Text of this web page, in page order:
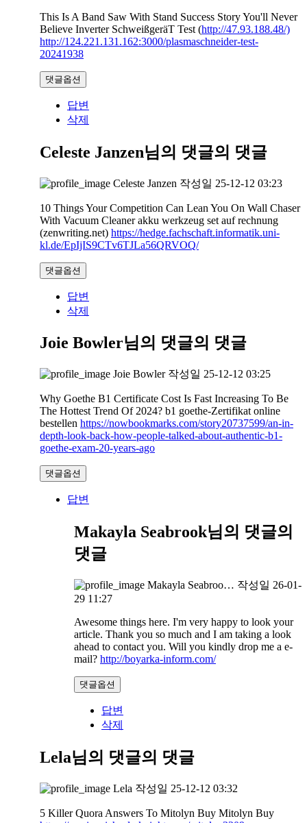
This Is A Band Saw With Stand Success Story You'll Never
Believe Inverter SchweißgeräT Test (http://47.93.188.48/)
http://124.221.131.162:3000/plasmaschneider-test-
20241938
댓글옵션
답변
삭제
Celeste Janzen님의 댓글의 댓글
Celeste Janzen 작성일 25-12-12 03:23
10 Things Your Competition Can Lean You On Wall Chaser
With Vacuum Cleaner akku werkzeug set auf rechnung
(zenwriting.net) https://hedge.fachschaft.informatik.uni-
kl.de/EpIjIS9CTv6TJLa56QRVOQ/
댓글옵션
답변
삭제
Joie Bowler님의 댓글의 댓글
Joie Bowler 작성일 25-12-12 03:25
Why Goethe B1 Certificate Cost Is Fast Increasing To Be
The Hottest Trend Of 2024? b1 goethe-Zertifikat online
bestellen https://nowbookmarks.com/story20737599/an-in-
depth-look-back-how-people-talked-about-authentic-b1-
goethe-exam-20-years-ago
댓글옵션
답변
Makayla Seabrook님의 댓글의
댓글
Makayla Seabroo… 작성일 26-01-
29 11:27
Awesome things here. I'm very happy to look your
article. Thank you so much and I am taking a look
ahead to contact you. Will you kindly drop me a e-
mail? http://boyarka-inform.com/
댓글옵션
답변
삭제
Lela님의 댓글의 댓글
Lela 작성일 25-12-12 03:32
5 Killer Quora Answers To Mitolyn Buy Mitolyn Buy